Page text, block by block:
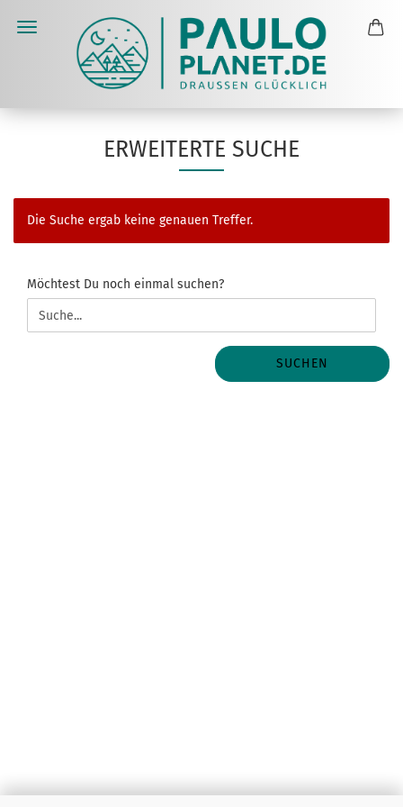
ERWEITERTE SUCHE
Die Suche ergab keine genauen Treffer.
MÖCHTEST
DU
NOCH
EINMAL
Möchtest Du noch einmal suchen?
SUCHEN